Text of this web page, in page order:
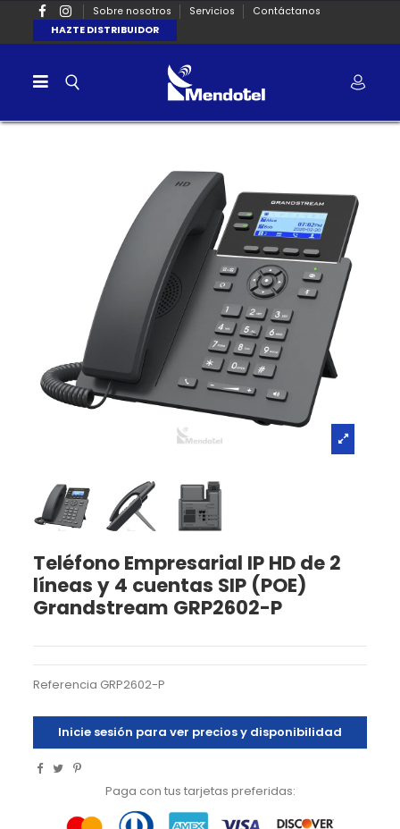
Sobre nosotros Servicios
Contáctanos
HAZTE DISTRIBUIDOR
Teléfono Empresarial IP HD de 2
líneas y 4 cuentas SIP (POE)
Grandstream GRP2602-P
Referencia GRP2602-P
Inicie sesión para ver precios y disponibilidad
Paga con tus tarjetas preferidas: